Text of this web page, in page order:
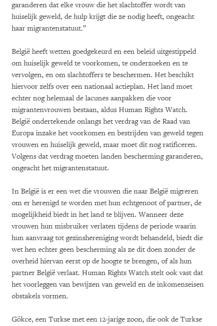
garanderen dat elke vrouw die het slachtoffer wordt van
huiselijk geweld, de hulp krijgt die ze nodig heeft, ongeacht
haar migrantenstatuut.”
België heeft wetten goedgekeurd en een beleid uitgestippeld
om huiselijk geweld te voorkomen, te onderzoeken en te
vervolgen, en om slachtoffers te beschermen. Het beschikt
hiervoor zelfs over een nationaal actieplan. Het land moet
echter nog helemaal de lacunes aanpakken die voor
migrantenvrouwen bestaan, aldus Human Rights Watch.
België ondertekende onlangs het verdrag van de Raad van
Europa inzake het voorkomen en bestrijden van geweld tegen
vrouwen en huiselijk geweld, maar moet dit nog ratificeren.
Volgens dat verdrag moeten landen bescherming garanderen,
ongeacht het migrantenstatuut.
In België is er een wet die vrouwen die naar België migreren
om er herenigd te worden met hun echtgenoot of partner, de
mogelijkheid biedt in het land te blijven. Wanneer deze
vrouwen hun misbruiker verlaten tijdens de periode waarin
hun aanvraag tot gezinshereniging wordt behandeld, biedt die
wet hen echter geen bescherming als ze dit doen zonder de
overheid hiervan eerst op de hoogte te brengen, of als hun
partner België verlaat. Human Rights Watch stelt ook vast dat
het voorleggen van bewijzen van geweld en de inkomenseisen
obstakels vormen.
Gökce, een Turkse met een 12-jarige zoon, die ook de Turkse